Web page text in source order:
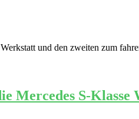
und den zweiten zum
S-Klasse